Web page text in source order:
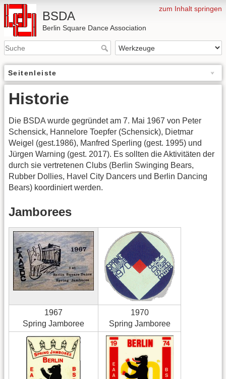
zum Inhalt springen
BSDA
Berlin Square Dance Association
Seitenleiste
Historie
Die BSDA wurde gegründet am 7. Mai 1967 von Peter
Schensick, Hannelore Toepfer (Schensick), Dietmar
Weigel (gest.1986), Manfred Sperling (gest. 1995) und
Jürgen Warning (gest. 2017). Es sollten die Aktivitäten der
durch sie vertretenen Clubs (Berlin Swinging Bears,
Rubber Dollies, Havel City Dancers und Berlin Dancing
Bears) koordiniert werden.
Jamborees
1967
Spring Jamboree
1970
Spring Jamboree